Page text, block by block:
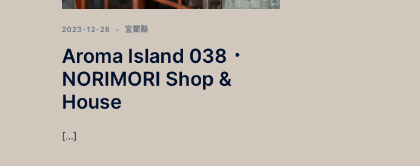
2023-12-28 宜蘭縣
Aroma Island 038．
NORIMORI Shop &
House
[…]